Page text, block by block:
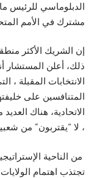
الدبلوماسي للرئيس
مشترك في الأمم
إن الشريك الأكثر
ذلك، أعلن المستشار
الانتخابات المقبلة
المتنافسين على
الاتحادية، هناك
، لا “يقتربون” من
من الناحية
تجتذب اهتمام